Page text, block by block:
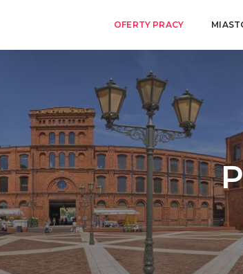
OFERTY PRACY